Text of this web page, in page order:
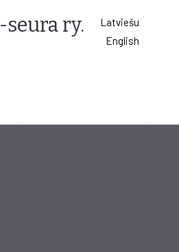
Latviešu
English